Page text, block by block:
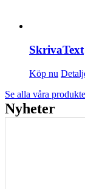
SkrivaText
Köp nu
Se alla våra
Nyheter